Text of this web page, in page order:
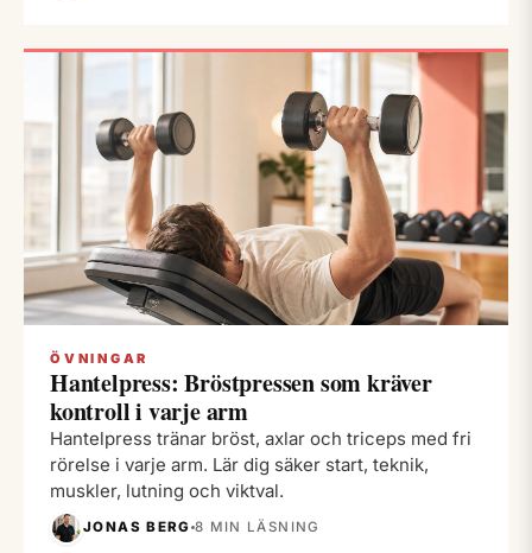
ÖVNINGAR
Hantelpress: Bröstpressen som kräver
kontroll i varje arm
Hantelpress tränar bröst, axlar och triceps med fri
rörelse i varje arm. Lär dig säker start, teknik,
muskler, lutning och viktval.
JONAS BERG 8 MIN LÄSNING